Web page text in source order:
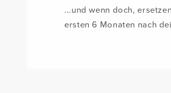
...und wenn doch,
ersten 6 Monaten nach